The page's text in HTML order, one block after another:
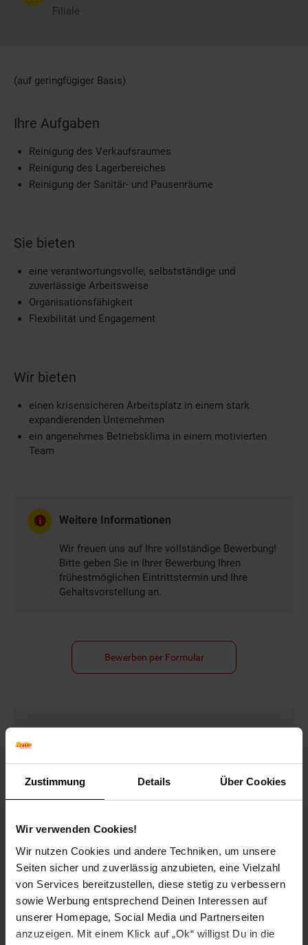
Zustimmung Details Über Cookies
Wir verwenden Cookies!
Wir nutzen Cookies und andere Techniken, um unsere
Seiten sicher und zuverlässig anzubieten, eine Vielzahl
von Services bereitzustellen, diese stetig zu verbessern
sowie Werbung entsprechend Deinen Interessen auf
unserer Homepage, Social Media und Partnerseiten
anzuzeigen. Mit einem Klick auf „Ok“ willigst Du in die
Filiale
(auf geringfügiger Basis)
Ihre Aufgaben
Reinigung des Verkaufsraumes
Reinigung des Lagerbereiches
Reinigung der Sanitär- und Pausenräume
Sie bieten
eine verantwortungsvolle, selbstständige und
zuverlässige Arbeitsweise
Organisationsfähigkeit
Flexibilität und Engagement
Wir bieten
einen krisensicheren Arbeitsplatz in einem stark
expandierenden Unternehmen
ein angenehmes Betriebsklima in einem motivierten
Team
Weitere Informationen
Wir freuen uns auf Ihre vollständige Bewerbung!
Bitte geben Sie in Ihrer Bewerbung Ihren
frühestmöglichen Eintrittstermin und Ihre
Gehaltsvorstellung an.
Bewerben per Formular
Hinweis: Aus Gründen der leichteren Lesbarkeit verwenden
wir im Textverlauf die männliche Form der Anrede.
Selbstverständlich sind bei Netto Menschen jeder
Geschlechtsidentität willkommen.
Fußzeile
Weitere Online-Angebote